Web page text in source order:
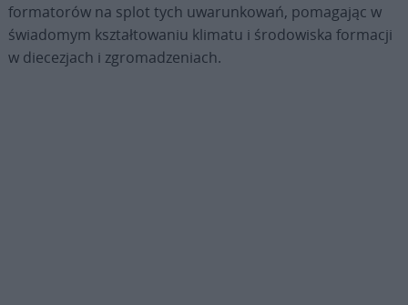
formatorów na splot tych uwarunkowań, pomagając w
świadomym kształtowaniu klimatu i środowiska formacji
w diecezjach i zgromadzeniach.